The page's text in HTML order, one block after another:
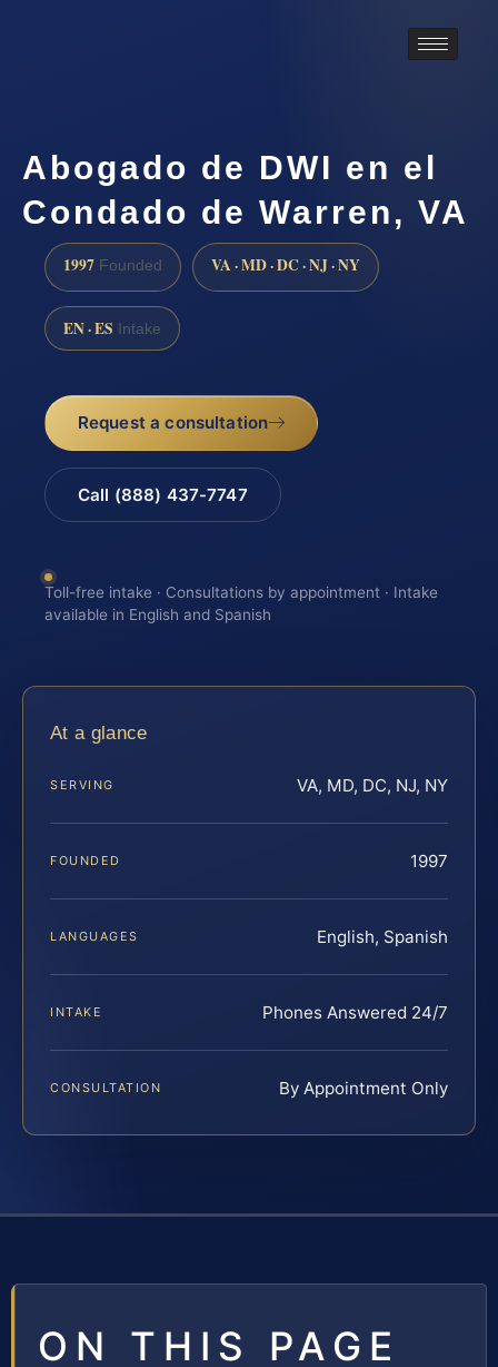
Abogado de DWI en el
Condado de Warren, VA
1997 Founded VA · MD · DC · NJ · NY
EN · ES Intake
Request a consultation
Call (888) 437-7747
Toll-free intake · Consultations by appointment · Intake
available in English and Spanish
At a glance
SERVING VA, MD, DC, NJ, NY
FOUNDED 1997
LANGUAGES English, Spanish
INTAKE Phones Answered 24/7
CONSULTATION By Appointment Only
ON THIS PAGE